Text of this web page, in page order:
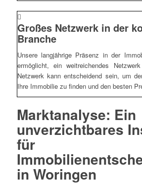
Großes Netzwerk in der
Branche
Unsere langjährige Präsenz in der
ermöglicht, ein weitreichendes
Netzwerk kann entscheidend sein, um
Ihre Immobilie zu finden und den besten
Marktanalyse: Ein
unverzichtbares
für
in Woringen